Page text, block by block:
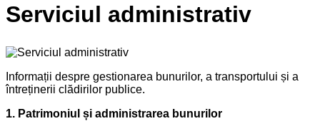
Serviciul administrativ
Informații despre gestionarea bunurilor, a transportului și a
întreținerii clădirilor publice.
1. Patrimoniul și administrarea bunurilor